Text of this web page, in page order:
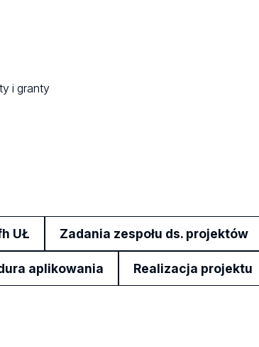
i granty
UŁ Zadania zespołu ds. projektów
aplikowania Realizacja projektu